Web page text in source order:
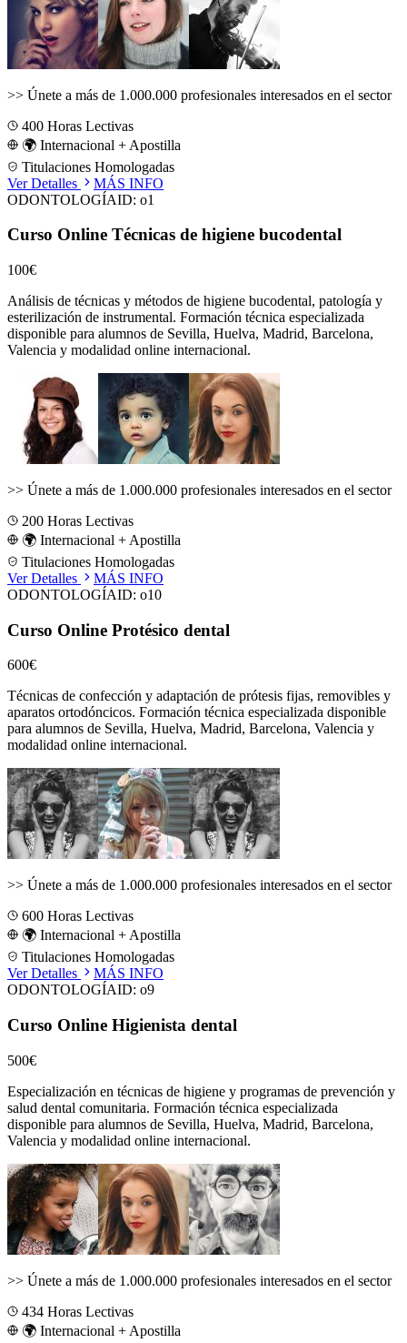
>> Únete a más de 1.000.000 profesionales interesados en el sector
400 Horas Lectivas
🌍 Internacional + Apostilla
Titulaciones Homologadas
Ver Detalles
MÁS INFO
ODONTOLOGÍAID: o1
Curso Online Técnicas de higiene bucodental
100€
Análisis de técnicas y métodos de higiene bucodental, patología y
esterilización de instrumental. Formación técnica especializada
disponible para alumnos de Sevilla, Huelva, Madrid, Barcelona,
Valencia y modalidad online internacional.
>> Únete a más de 1.000.000 profesionales interesados en el sector
200 Horas Lectivas
🌍 Internacional + Apostilla
Titulaciones Homologadas
Ver Detalles
MÁS INFO
ODONTOLOGÍAID: o10
Curso Online Protésico dental
600€
Técnicas de confección y adaptación de prótesis fijas, removibles y
aparatos ortodóncicos. Formación técnica especializada disponible
para alumnos de Sevilla, Huelva, Madrid, Barcelona, Valencia y
modalidad online internacional.
>> Únete a más de 1.000.000 profesionales interesados en el sector
600 Horas Lectivas
🌍 Internacional + Apostilla
Titulaciones Homologadas
Ver Detalles
MÁS INFO
ODONTOLOGÍAID: o9
Curso Online Higienista dental
500€
Especialización en técnicas de higiene y programas de prevención y
salud dental comunitaria. Formación técnica especializada
disponible para alumnos de Sevilla, Huelva, Madrid, Barcelona,
Valencia y modalidad online internacional.
>> Únete a más de 1.000.000 profesionales interesados en el sector
434 Horas Lectivas
🌍 Internacional + Apostilla